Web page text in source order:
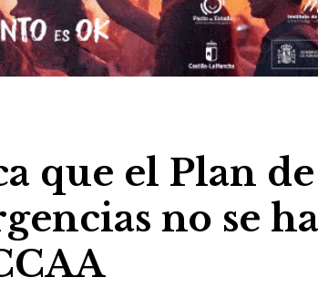
que el Plan de
no se ha